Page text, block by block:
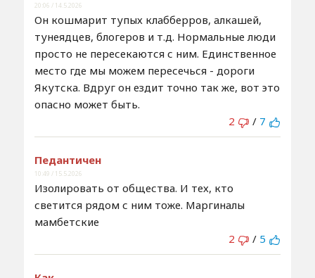
20:06 / 14.5.2026
Он кошмарит тупых клабберров, алкашей,
тунеядцев, блогеров и т.д. Нормальные люди
просто не пересекаются с ним. Единственное
место где мы можем пересечься - дороги
Якутска. Вдруг он ездит точно так же, вот это
опасно может быть.
2
/ 7
Педантичен
10:49 / 15.5.2026
Изолировать от общества. И тех, кто
светится рядом с ним тоже. Маргиналы
мамбетские
2
/ 5